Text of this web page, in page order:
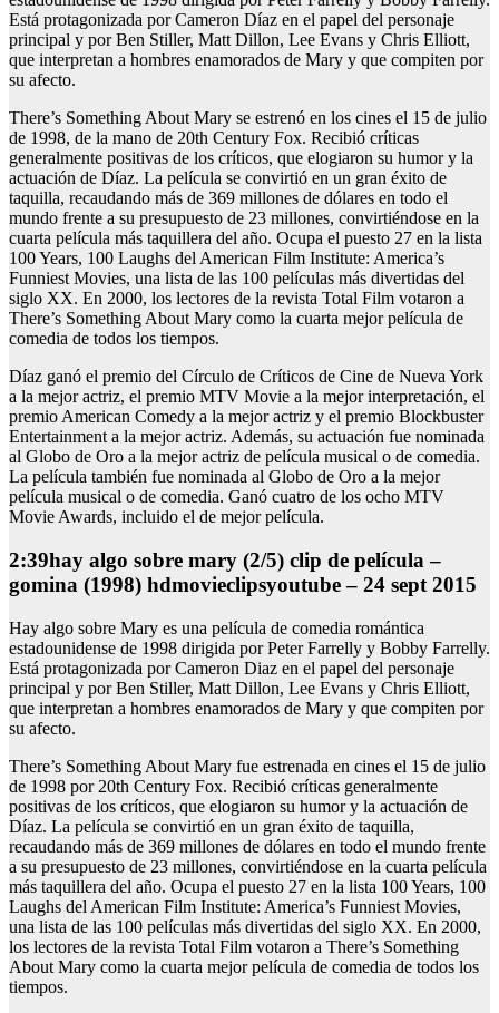
Está protagonizada por Cameron Díaz en el papel del personaje
principal y por Ben Stiller, Matt Dillon, Lee Evans y Chris Elliott,
que interpretan a hombres enamorados de Mary y que compiten por
su afecto.
There’s Something About Mary se estrenó en los cines el 15 de julio
de 1998, de la mano de 20th Century Fox. Recibió críticas
generalmente positivas de los críticos, que elogiaron su humor y la
actuación de Díaz. La película se convirtió en un gran éxito de
taquilla, recaudando más de 369 millones de dólares en todo el
mundo frente a su presupuesto de 23 millones, convirtiéndose en la
cuarta película más taquillera del año. Ocupa el puesto 27 en la lista
100 Years, 100 Laughs del American Film Institute: America’s
Funniest Movies, una lista de las 100 películas más divertidas del
siglo XX. En 2000, los lectores de la revista Total Film votaron a
There’s Something About Mary como la cuarta mejor película de
comedia de todos los tiempos.
Díaz ganó el premio del Círculo de Críticos de Cine de Nueva York
a la mejor actriz, el premio MTV Movie a la mejor interpretación, el
premio American Comedy a la mejor actriz y el premio Blockbuster
Entertainment a la mejor actriz. Además, su actuación fue nominada
al Globo de Oro a la mejor actriz de película musical o de comedia.
La película también fue nominada al Globo de Oro a la mejor
película musical o de comedia. Ganó cuatro de los ocho MTV
Movie Awards, incluido el de mejor película.
2:39hay algo sobre mary (2/5) clip de película –
gomina (1998) hdmovieclipsyoutube – 24 sept 2015
Hay algo sobre Mary es una película de comedia romántica
estadounidense de 1998 dirigida por Peter Farrelly y Bobby Farrelly.
Está protagonizada por Cameron Diaz en el papel del personaje
principal y por Ben Stiller, Matt Dillon, Lee Evans y Chris Elliott,
que interpretan a hombres enamorados de Mary y que compiten por
su afecto.
There’s Something About Mary fue estrenada en cines el 15 de julio
de 1998 por 20th Century Fox. Recibió críticas generalmente
positivas de los críticos, que elogiaron su humor y la actuación de
Díaz. La película se convirtió en un gran éxito de taquilla,
recaudando más de 369 millones de dólares en todo el mundo frente
a su presupuesto de 23 millones, convirtiéndose en la cuarta película
más taquillera del año. Ocupa el puesto 27 en la lista 100 Years, 100
Laughs del American Film Institute: America’s Funniest Movies,
una lista de las 100 películas más divertidas del siglo XX. En 2000,
los lectores de la revista Total Film votaron a There’s Something
About Mary como la cuarta mejor película de comedia de todos los
tiempos.